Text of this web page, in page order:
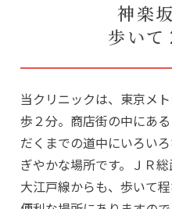
神楽
歩いて
当クリニックは、東京メ
歩２分。商店街の中にあ
だくまでの道中にいろい
ぎやかな場所です。ＪＲ
大江戸線からも、歩いて